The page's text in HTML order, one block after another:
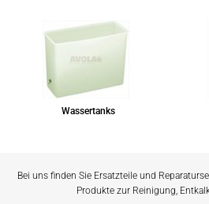
Wassertanks
Bei uns finden Sie Ersatzteile und
Produkte zur Reinigung,